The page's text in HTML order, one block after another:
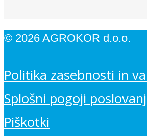
© 2026 AGROKOR d.o.o.
Politika zasebnosti in
Splošni pogoji
Piškotki